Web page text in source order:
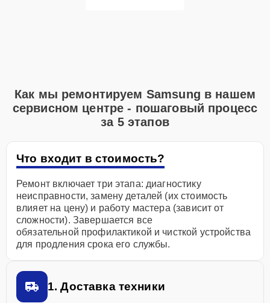
Как мы ремонтируем Samsung в нашем
сервисном центре - пошаговый процесс
за 5 этапов
Что входит в стоимость?
Ремонт включает три этапа: диагностику
неисправности, замену деталей (их стоимость
влияет на цену) и работу мастера (зависит от
сложности). Завершается все
обязательной профилактикой и чисткой устройства
для продления срока его службы.
1. Доставка техники